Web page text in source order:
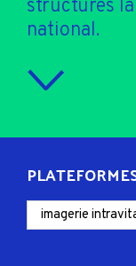
structures
national.